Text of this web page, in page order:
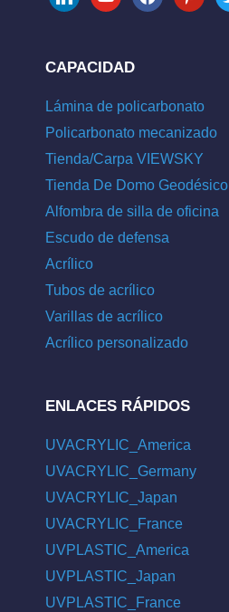
CAPACIDAD
Lámina de policarbonato
Policarbonato mecanizado
Tienda/Carpa VIEWSKY
Tienda De Domo Geodésico
Alfombra de silla de oficina
Escudo de defensa
Acrílico
Tubos de acrílico
Varillas de acrílico
Acrílico personalizado
ENLACES RÁPIDOS
UVACRYLIC_America
UVACRYLIC_Germany
UVACRYLIC_Japan
UVACRYLIC_France
UVPLASTIC_America
UVPLASTIC_Japan
UVPLASTIC_France